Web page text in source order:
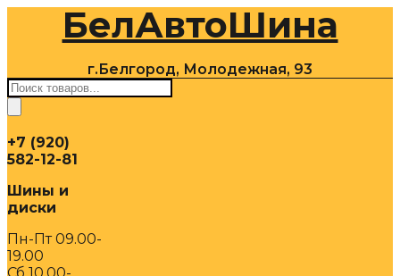
содержимомуБелАвтоШина
г.Белгород, Молодежная, 93
Поиск
товаров
+7 (920)
582-12-81
Шины и
диски
Пн-Пт 09.00-
19.00